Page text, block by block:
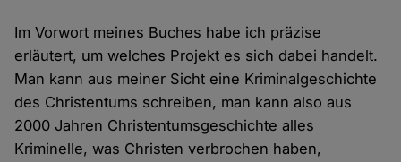
Im Vorwort meines Buches habe ich präzise
erläutert, um welches Projekt es sich dabei handelt.
Man kann aus meiner Sicht eine Kriminalgeschichte
des Christentums schreiben, man kann also aus
2000 Jahren Christentumsgeschichte alles
Kriminelle, was Christen verbrochen haben,